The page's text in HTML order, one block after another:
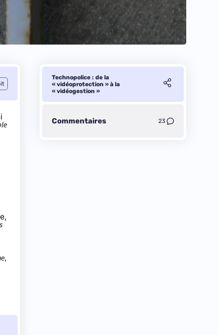
Technopolice : de la
« vidéoprotection » à la
« vidéogestion »
Commentaires 23